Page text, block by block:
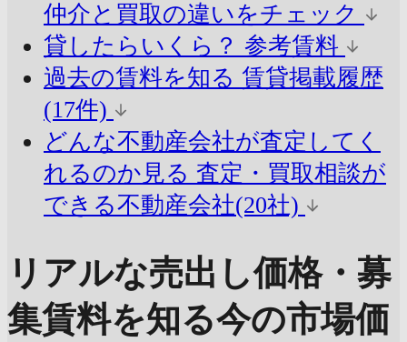
仲介と買取の違いをチェック
貸したらいくら？ 参考賃料
過去の賃料を知る 賃貸掲載履歴
(17件)
どんな不動産会社が査定してく
れるのか見る 査定・買取相談が
できる不動産会社(20社)
リアルな売出し価格・募
集賃料を知る今の市場価